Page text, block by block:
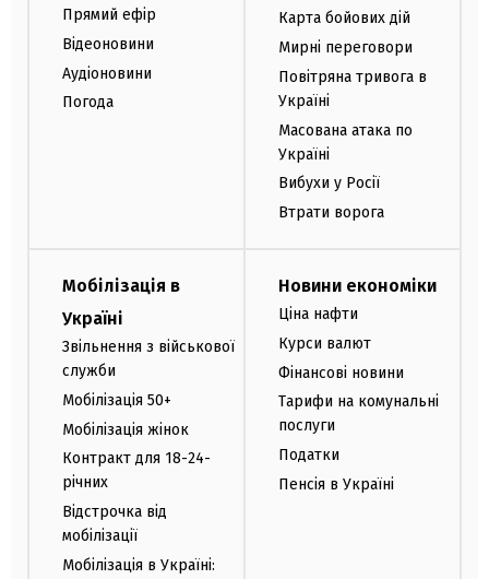
Прямий ефір
Відеоновини
Аудіоновини
Погода
Карта бойових дій
Мирні переговори
Повітряна тривога в
Україні
Масована атака по
Україні
Вибухи у Росії
Втрати ворога
Мобілізація в
Україні
Звільнення з військової
служби
Мобілізація 50+
Мобілізація жінок
Контракт для 18-24-
річних
Відстрочка від
мобілізації
Мобілізація в Україні:
Новини економіки
Ціна нафти
Курси валют
Фінансові новини
Тарифи на комунальні
послуги
Податки
Пенсія в Україні